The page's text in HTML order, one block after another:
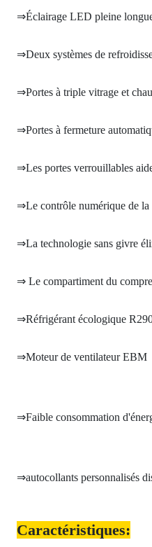
⇒Éclairage LED pleine
⇒Deux systèmes de
⇒Portes à triple vitrage et
⇒Portes à fermeture
⇒Les portes verrouillables
⇒Le contrôle numérique de la
⇒La technologie sans givre
⇒ Le compartiment du
⇒Réfrigérant écologique
⇒Moteur de ventilateur EBM
⇒Faible consommation
⇒autocollants personnalisés
Caractéristiques: